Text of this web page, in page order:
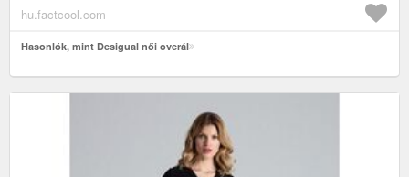
hu.factcool.com
Hasonlók, mint Desigual női overál